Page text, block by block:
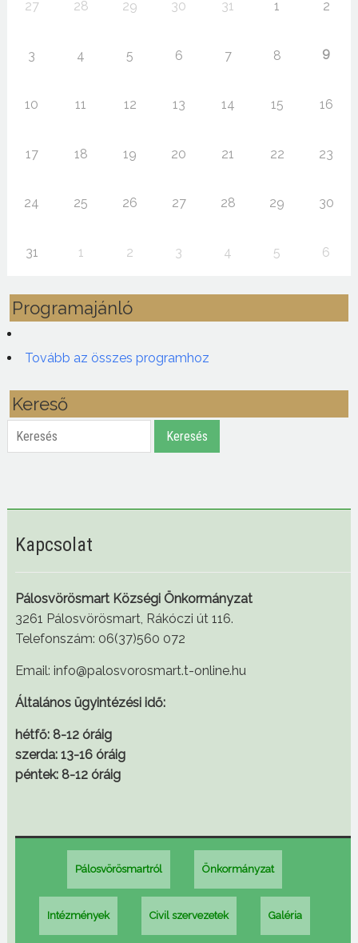
27 28 29 30 31 1 2
3 4 5 6 7 8 9
10 11 12 13 14 15 16
17 18 19 20 21 22 23
24 25 26 27 28 29 30
31 1 2 3 4 5 6
Programajánló
Tovább az összes programhoz
Kereső
Keresés Keresés
Kapcsolat
Pálosvörösmart Községi Önkormányzat
3261 Pálosvörösmart, Rákóczi út 116.
Telefonszám: 06(37)560 072
Email: info@palosvorosmart.t-online.hu
Általános ügyintézési idő:
hétfő: 8-12 óráig
szerda: 13-16 óráig
péntek: 8-12 óráig
Pálosvörösmartról Önkormányzat
Intézmények Civil szervezetek Galéria